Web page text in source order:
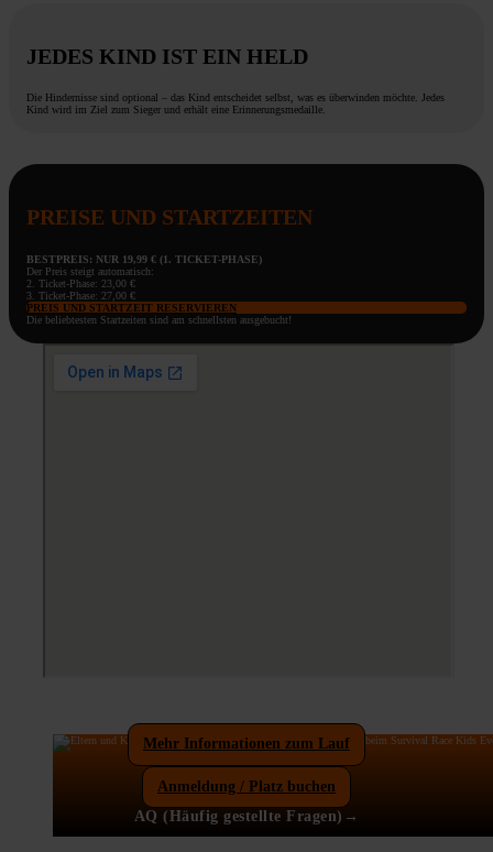
JEDES KIND IST EIN HELD
Die Hindernisse sind optional – das Kind entscheidet selbst, was es überwinden möchte. Jedes
Kind wird im Ziel zum Sieger und erhält eine Erinnerungsmedaille.
PREISE UND STARTZEITEN
BESTPREIS: NUR 19,99 € (1. TICKET-PHASE)
Der Preis steigt automatisch:
2. Ticket-Phase: 23,00 €
3. Ticket-Phase: 27,00 €
PREIS UND STARTZEIT RESERVIEREN
Die beliebtesten Startzeiten sind am schnellsten ausgebucht!
Mehr Informationen zum Lauf
Anmeldung / Platz buchen
AQ (Häufig gestellte Fragen)→